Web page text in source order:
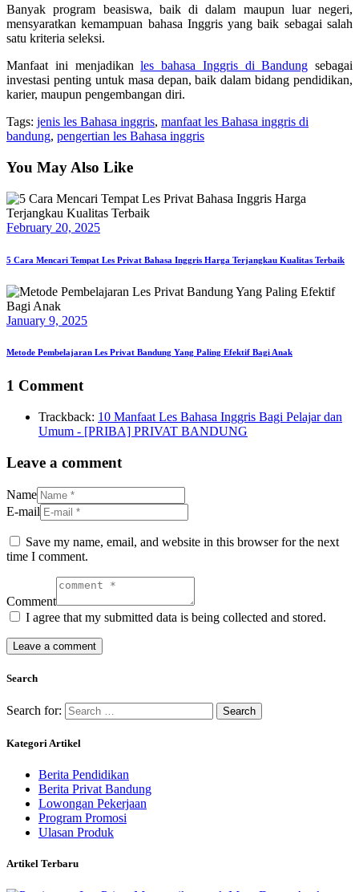
Banyak program beasiswa, baik di dalam maupun luar negeri,
mensyaratkan kemampuan bahasa Inggris yang baik sebagai salah
satu kriteria seleksi.
Manfaat ini menjadikanles bahasa Inggris di Bandung sebagai
investasi penting untuk masa depan, baik dalam bidang pendidikan,
karier, maupun pengembangan diri.
Tags: jenis les Bahasa inggris, manfaat les Bahasa inggris di
bandung, pengertian les Bahasa inggris
You May Also Like
February 20, 2025
5 Cara Mencari Tempat Les Privat Bahasa Inggris Harga Terjangkau Kualitas Terbaik
January 9, 2025
Metode Pembelajaran Les Privat Bandung Yang Paling Efektif Bagi Anak
1 Comment
Trackback: 10 Manfaat Les Bahasa Inggris Bagi Pelajar dan
Umum - [PRIBA] PRIVAT BANDUNG
Leave a comment
Name
E-mail
Save my name, email, and website in this browser for the next
time I comment.
Comment
I agree that my submitted data is being collected and stored.
Search
Search for:
Kategori Artikel
Berita Pendidikan
Berita Privat Bandung
Lowongan Pekerjaan
Program Promosi
Ulasan Produk
Artikel Terbaru